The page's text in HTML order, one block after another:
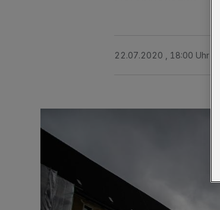
22.07.2020 , 18:00 Uhr